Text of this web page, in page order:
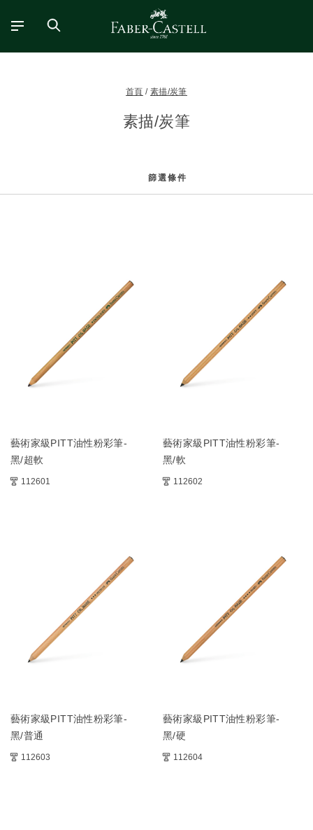
首頁 素描/炭筆
素描/炭筆
篩選條件
藝術家級PITT油性粉彩筆-
黑/超軟
112601
藝術家級PITT油性粉彩筆-
黑/軟
112602
藝術家級PITT油性粉彩筆-
黑/普通
112603
藝術家級PITT油性粉彩筆-
黑/硬
112604